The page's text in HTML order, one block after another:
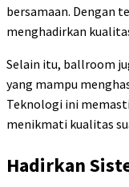
bersamaan. Dengan
menghadirkan
Selain itu, ballroom
yang mampu
Teknologi ini
menikmati kualitas
Hadirkan